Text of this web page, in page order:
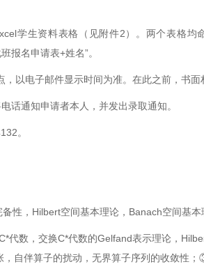
学生资料表格（见附件2）。两个表格均
报名申请表+姓名”。
，以电子邮件显示时间为准。在此之前，书面
通知申请者本人，并发出录取通知。
。
性， Hilbert空间基本理论， Banach空间基本
代数，交换C*代数的Gelfand表示理论，
自伴算子的扰动，无界算子序列的收敛性；